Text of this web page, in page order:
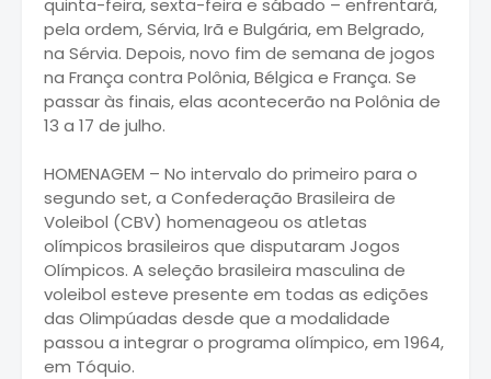
quinta-feira, sexta-feira e sábado – enfrentará,
pela ordem, Sérvia, Irã e Bulgária, em Belgrado,
na Sérvia. Depois, novo fim de semana de jogos
na França contra Polônia, Bélgica e França. Se
passar às finais, elas acontecerão na Polônia de
13 a 17 de julho.
HOMENAGEM – No intervalo do primeiro para o
segundo set, a Confederação Brasileira de
Voleibol (CBV) homenageou os atletas
olímpicos brasileiros que disputaram Jogos
Olímpicos. A seleção brasileira masculina de
voleibol esteve presente em todas as edições
das Olimpúadas desde que a modalidade
passou a integrar o programa olímpico, em 1964,
em Tóquio.